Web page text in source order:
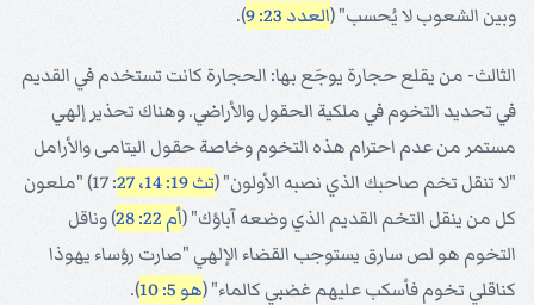
وبين الشعوب لا يُحسب" (العدد 23: 9 ).
الثالث- من يقلع حجارة يوجَع بها: الحجارة كانت تستخدم في القديم
في تحديد التخوم في ملكية الحقول والأراضي. وهناك تحذير إلهي
مستمر من عدم احترام هذه التخوم وخاصة حقول اليتامى والأرامل
"لا تنقل تخم صاحبك الذي نصبه الأولون" (تث 19: 14، 27
: 17) "ملعون
كل من ينقل التخم القديم الذي وضعه آباؤك" (أم 22: 28
) وناقل
التخوم هو لص سارق يستوجب القضاء الإلهي "صارت رؤساء يهوذا
كناقلي تخوم فأسكب عليهم غضبي كالماء" (هو 5: 10 ).